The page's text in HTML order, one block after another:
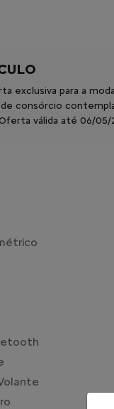
exclusiva para a
consórcio
válida até 06/